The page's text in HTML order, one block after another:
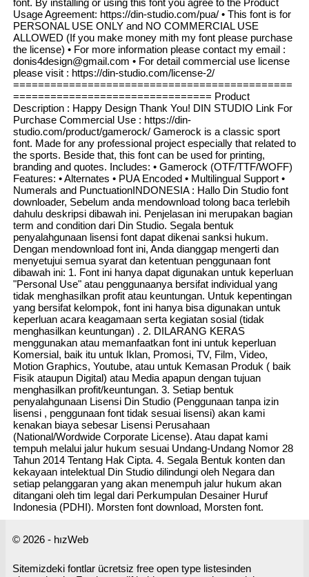
font. By installing or using this font you agree to the Product
Usage Agreement: https://din-studio.com/pua/ • This font is for
PERSONAL USE ONLY and NO COMMERCIAL USE
ALLOWED (If you make money mith my font please purchase
the license) • For more information please contact my email :
donis4design@gmail.com • For detail commercial use license
please visit : https://din-studio.com/license-2/
=============================================
================================ Product
Description : Happy Design Thank You! DIN STUDIO Link For
Purchase Commercial Use : https://din-
studio.com/product/gamerock/ Gamerock is a classic sport
font. Made for any professional project especially that related to
the sports. Beside that, this font can be used for printing,
branding and quotes. Includes: • Gamerock (OTF/TTF/WOFF)
Features: • Alternates • PUA Encoded • Multilingual Support •
Numerals and PunctuationINDONESIA : Hallo Din Studio font
downloader, Sebelum anda mendownload tolong baca terlebih
dahulu deskripsi dibawah ini. Penjelasan ini merupakan bagian
term and condition dari Din Studio. Segala bentuk
penyalahgunaan lisensi font dapat dikenai sanksi hukum.
Dengan mendownload font ini, Anda dianggap mengerti dan
menyetujui semua syarat dan ketentuan penggunaan font
dibawah ini: 1. Font ini hanya dapat digunakan untuk keperluan
"Personal Use" atau penggunaanya bersifat individual yang
tidak menghasilkan profit atau keuntungan. Untuk kepentingan
yang bersifat kelompok, font ini hanya bisa digunakan untuk
keperluan acara keagamaan serta kegiatan sosial (tidak
menghasilkan keuntungan) . 2. DILARANG KERAS
menggunakan atau memanfaatkan font ini untuk keperluan
Komersial, baik itu untuk Iklan, Promosi, TV, Film, Video,
Motion Graphics, Youtube, atau untuk Kemasan Produk ( baik
Fisik ataupun Digital) atau Media apapun dengan tujuan
menghasilkan profit/keuntungan. 3. Setiap bentuk
penyalahgunaan Lisensi Din Studio (Penggunaan tanpa izin
lisensi , penggunaan font tidak sesuai lisensi) akan kami
kenakan biaya sebesar Lisensi Perusahaan
(National/Wordwide Corporate License). Atau dapat kami
tempuh melalui jalur hukum sesuai Undang-Undang Nomor 28
Tahun 2014 Tentang Hak Cipta. 4. Segala Bentuk konten dan
kekayaan intelektual Din Studio dilindungi oleh Negara dan
setiap pelanggaran yang akan menempuh jalur hukum akan
ditangani oleh tim legal dari Perkumpulan Desainer Huruf
Indonesia (PDHI). Morsten font download, Morsten font.
© 2026 - hızWeb
Sitemizdeki fontlar ücretsiz free open type listesinden